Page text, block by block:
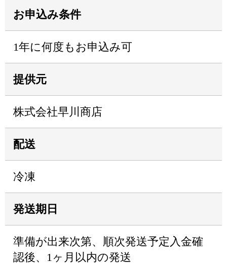
お申込み条件
1年に何度もお申込み可
提供元
株式会社早川商店
配送
冷凍
発送期日
準備が出来次第、順次発送予定入金確
認後、1ヶ月以内の発送